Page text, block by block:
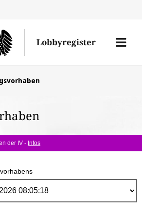
Lobbyregister
Menü
der IV - Infos